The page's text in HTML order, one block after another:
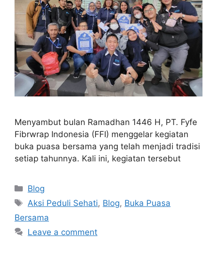
Menyambut bulan Ramadhan 1446 H, PT. Fyfe
Fibrwrap Indonesia (FFI) menggelar kegiatan
buka puasa bersama yang telah menjadi tradisi
setiap tahunnya. Kali ini, kegiatan tersebut
Blog
Aksi Peduli Sehati, Blog, Buka Puasa
Bersama
Leave a comment